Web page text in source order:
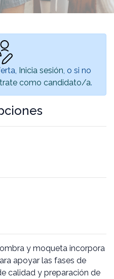
Inicia sesión , o si no
como candidato/a.
y moqueta incorpora
apoyar las fases de
calidad y preparación de